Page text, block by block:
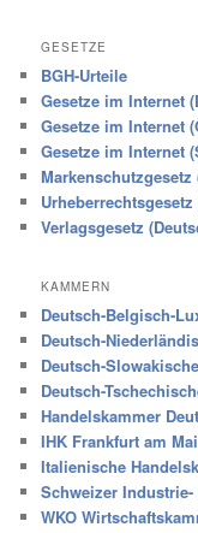
GESETZE
BGH-Urteile
Gesetze im Internet
Gesetze im Internet
Gesetze im Internet
Markenschutzgesetz
Verlagsgesetz
KAMMERN
Deutsch-Belgisch-
Deutsch-
Deutsch-
Deutsch-
Handelskammer
IHK Frankfurt am
Italienische
Schweizer
WKO